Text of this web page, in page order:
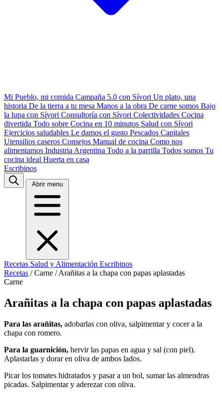
Mi Pueblo, mi comida Campaña 5.0 con Sívori Un plato, una
historia De la tierra a tu mesa Manos a la obra De carne somos Bajo
la lupa con Sívori Consultoría con Sívori Colectividades Cocina
divertida Todo sobre Cocina en 10 minutos Salud con Sívori
Ejercicios saludables Le damos el gusto Pescados Capitales
Utensilios caseros Consejos Manual de cocina Como nos
alimentamos Industria Argentina Todo a la parrilla Todos somos Tu
cocina ideal Huerta en casa
Escribinos
Abrir menu
Recetas Salud y Alimentación Escribinos
Recetas / Carne / Arañitas a la chapa con papas aplastadas
Carne
Arañitas a la chapa con papas aplastadas
Para las arañitas, adobarlas con oliva, salpimentar y cocer a la
chapa con romero.
Para la guarnición, hervir las papas en agua y sal (con piel).
Aplastarlas y dorar en oliva de ambos lados.
Picar los tomates hidratados y pasar a un bol, sumar las almendras
picadas. Salpimentar y aderezar con oliva.